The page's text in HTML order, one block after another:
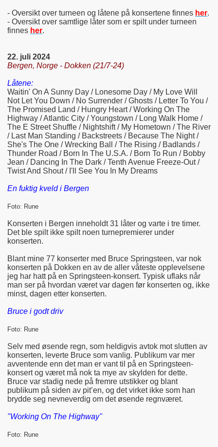
- Oversikt over turneen og låtene på konsertene finnes her.
- Oversikt over samtlige låter som er spilt under turneen
finnes her.
22. juli 2024
Bergen, Norge - Dokken (21/7-24)
Låtene:
Waitin' On A Sunny Day / Lonesome Day / My Love Will
Not Let You Down / No Surrender / Ghosts / Letter To You /
The Promised Land / Hungry Heart / Working On The
Highway / Atlantic City / Youngstown / Long Walk Home /
The E Street Shuffle / Nightshift / My Hometown / The River
/ Last Man Standing / Backstreets / Because The Night /
She's The One / Wrecking Ball / The Rising / Badlands /
Thunder Road / Born In The U.S.A. / Born To Run / Bobby
Jean / Dancing In The Dark / Tenth Avenue Freeze-Out /
Twist And Shout / I'll See You In My Dreams
En fuktig kveld i Bergen
Foto: Rune
Konserten i Bergen inneholdt 31 låter og varte i tre timer.
Det ble spilt ikke spilt noen turnepremierer under
konserten.
Blant mine 77 konserter med Bruce Springsteen, var nok
konserten på Dokken en av de aller våteste opplevelsene
jeg har hatt på en Springsteen-konsert. Typisk uflaks når
man ser på hvordan været var dagen før konserten og, ikke
minst, dagen etter konserten.
Bruce i godt driv
Foto: Rune
Selv med øsende regn, som heldigvis avtok mot slutten av
konserten, leverte Bruce som vanlig. Publikum var mer
avventende enn det man er vant til på en Springsteen-
konsert og været må nok ta mye av skylden for dette.
Bruce var stadig nede på fremre utstikker og blant
publikum på siden av pit’en, og det virket ikke som han
brydde seg nevneverdig om det øsende regnværet.
"Working On The Highway"
Foto: Rune